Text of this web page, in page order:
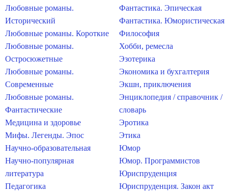
Любовные романы.
Исторический
Любовные романы. Короткие
Любовные романы.
Остросюжетные
Любовные романы.
Современные
Любовные романы.
Фантастические
Медицина и здоровье
Мифы. Легенды. Эпос
Научно-образовательная
Научно-популярная
литература
Педагогика
Фантастика. Эпическая
Фантастика. Юмористическая
Философия
Хобби, ремесла
Эзотерика
Экономика и бухгалтерия
Экшн, приключения
Энциклопедия / справочник /
словарь
Эротика
Этика
Юмор
Юмор. Программистов
Юриспруденция
Юриспруденция. Закон акт